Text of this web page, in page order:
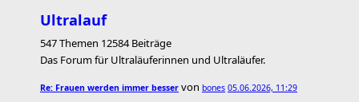
Ultralauf
547 Themen 12584 Beiträge
Das Forum für Ultraläuferinnen und Ultraläufer.
Re: Frauen werden immer besser von bones 05.06.2026, 11:29